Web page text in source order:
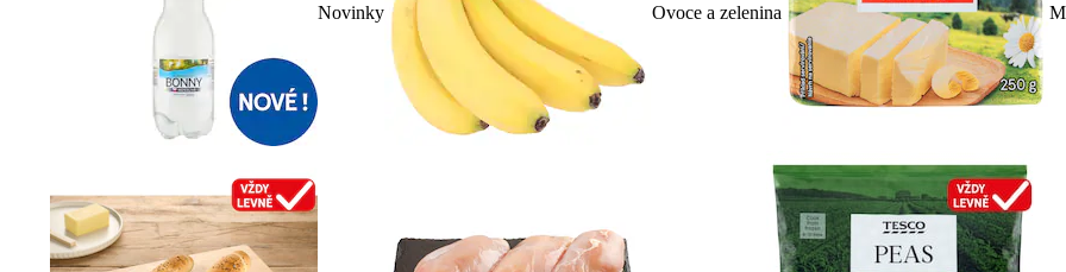
Novinky Ovoce a zelenina